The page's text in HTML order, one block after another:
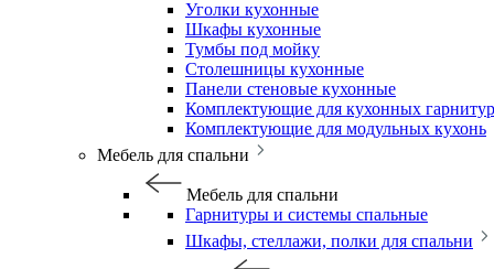
Уголки кухонные
Шкафы кухонные
Тумбы под мойку
Столешницы кухонные
Панели стеновые кухонные
Комплектующие для кухонных
Комплектующие для модульных кухонь
Мебель для спальни
Мебель для спальни
Гарнитуры и системы спальные
Шкафы, стеллажи, полки для спальни